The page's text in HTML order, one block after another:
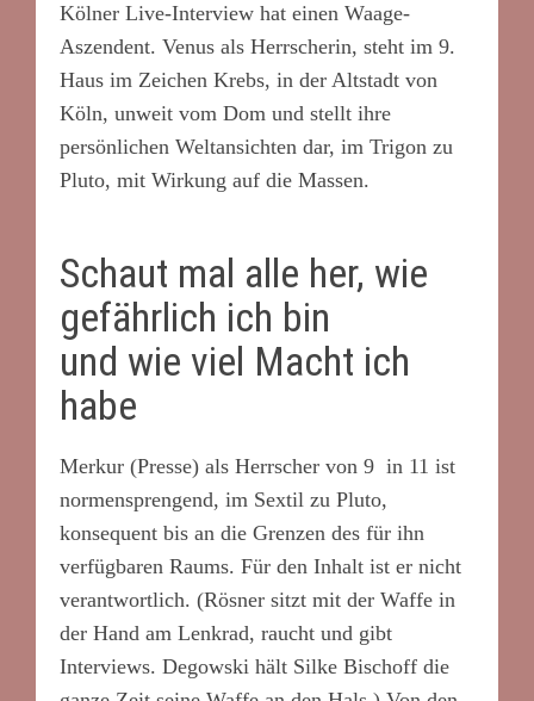
Kölner Live-Interview hat einen Waage-
Aszendent. Venus als Herrscherin, steht im 9.
Haus im Zeichen Krebs, in der Altstadt von
Köln, unweit vom Dom und stellt ihre
persönlichen Weltansichten dar, im Trigon zu
Pluto, mit Wirkung auf die Massen.
Schaut mal alle her, wie
gefährlich ich bin
und wie viel Macht ich
habe
Merkur (Presse) als Herrscher von 9 in 11 ist
normensprengend, im Sextil zu Pluto,
konsequent bis an die Grenzen des für ihn
verfügbaren Raums. Für den Inhalt ist er nicht
verantwortlich. (Rösner sitzt mit der Waffe in
der Hand am Lenkrad, raucht und gibt
Interviews. Degowski hält Silke Bischoff die